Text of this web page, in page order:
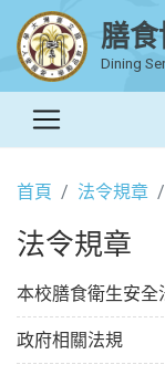
膳
Dining
首頁 法令規章
法令規章
本校膳食衛生安全
政府相關法規